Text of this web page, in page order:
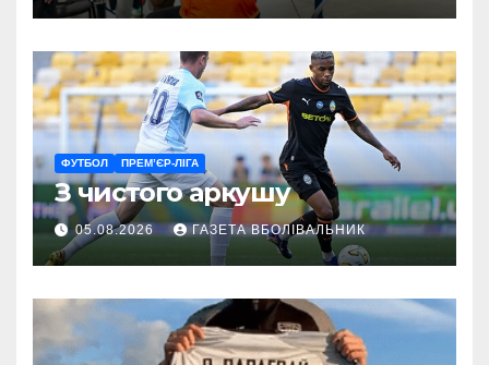
ветеранам
ФУТБОЛ ПРЕМ’ЄР-ЛІГА
З чистого аркушу
05.08.2026 ГАЗЕТА ВБОЛІВАЛЬНИК